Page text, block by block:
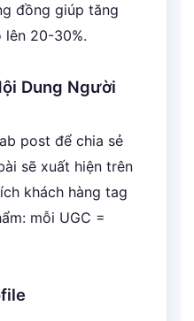
đồng giúp tăng
20-30%.
Dung Người
post để chia sẻ
sẽ xuất hiện trên
khách hàng tag
mỗi UGC =